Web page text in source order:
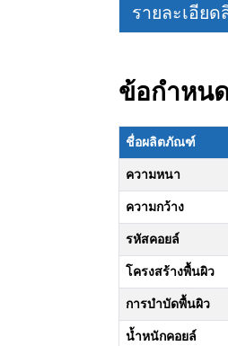
รายละเอีย
ข้อกำหน
ชื่อผลิตภัณฑ์
ความหนา
ความกว้าง
รหัสคอยล์
โครงสร้างพื้นผิว
การบำบัดพื้นผิว
น้ำหนักคอยล์